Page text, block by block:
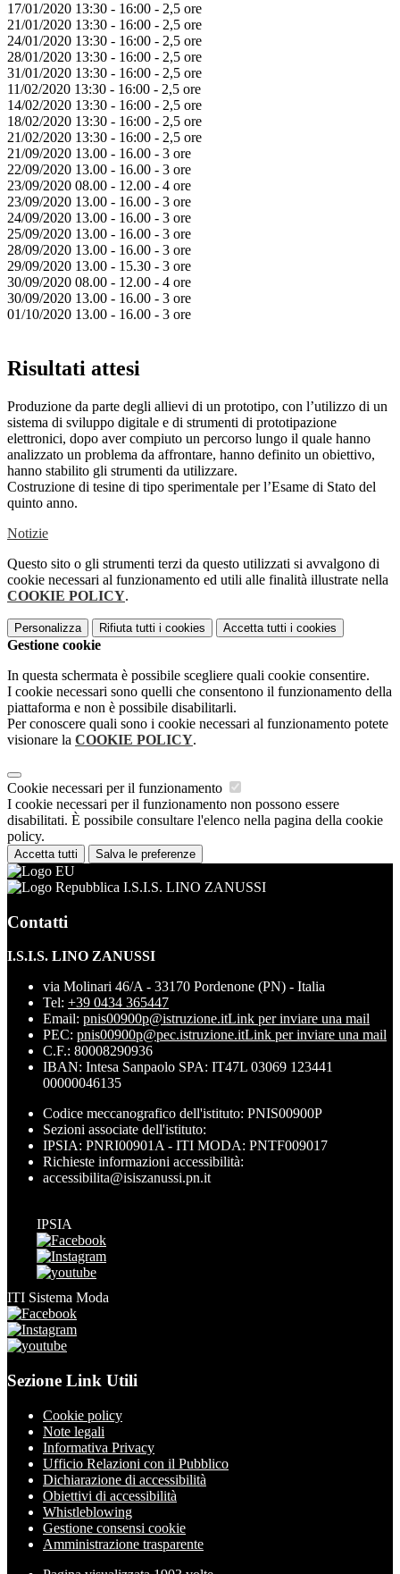
17/01/2020 13:30 - 16:00 - 2,5 ore
21/01/2020 13:30 - 16:00 - 2,5 ore
24/01/2020 13:30 - 16:00 - 2,5 ore
28/01/2020 13:30 - 16:00 - 2,5 ore
31/01/2020 13:30 - 16:00 - 2,5 ore
11/02/2020 13:30 - 16:00 - 2,5 ore
14/02/2020 13:30 - 16:00 - 2,5 ore
18/02/2020 13:30 - 16:00 - 2,5 ore
21/02/2020 13:30 - 16:00 - 2,5 ore
21/09/2020 13.00 - 16.00 - 3 ore
22/09/2020 13.00 - 16.00 - 3 ore
23/09/2020 08.00 - 12.00 - 4 ore
23/09/2020 13.00 - 16.00 - 3 ore
24/09/2020 13.00 - 16.00 - 3 ore
25/09/2020 13.00 - 16.00 - 3 ore
28/09/2020 13.00 - 16.00 - 3 ore
29/09/2020 13.00 - 15.30 - 3 ore
30/09/2020 08.00 - 12.00 - 4 ore
30/09/2020 13.00 - 16.00 - 3 ore
01/10/2020 13.00 - 16.00 - 3 ore
Risultati attesi
Produzione da parte degli allievi di un prototipo, con l’utilizzo di un
sistema di sviluppo digitale e di strumenti di prototipazione
elettronici, dopo aver compiuto un percorso lungo il quale hanno
analizzato un problema da affrontare, hanno definito un obiettivo,
hanno stabilito gli strumenti da utilizzare.
Costruzione di tesine di tipo sperimentale per l’Esame di Stato del
quinto anno.
Notizie
Questo sito o gli strumenti terzi da questo utilizzati si avvalgono di
cookie necessari al funzionamento ed utili alle finalità illustrate nella
COOKIE POLICY.
Personalizza Rifiuta tutti i cookies Accetta tutti i cookies
Gestione cookie
In questa schermata è possibile scegliere quali cookie consentire.
I cookie necessari sono quelli che consentono il funzionamento della
piattaforma e non è possibile disabilitarli.
Per conoscere quali sono i cookie necessari al funzionamento potete
visionare la COOKIE POLICY.
Cookie necessari per il funzionamento
I cookie necessari per il funzionamento non possono essere
disabilitati. È possibile consultare l'elenco nella pagina della cookie
policy.
Accetta tutti Salva le preferenze
I.S.I.S. LINO ZANUSSI
Contatti
I.S.I.S. LINO ZANUSSI
via Molinari 46/A - 33170 Pordenone (PN) - Italia
Tel: +39 0434 365447
Email: pnis00900p@istruzione.itLink per inviare una mail
PEC: pnis00900p@pec.istruzione.itLink per inviare una mail
C.F.: 80008290936
IBAN: Intesa Sanpaolo SPA: IT47L 03069 123441
00000046135
Codice meccanografico dell'istituto: PNIS00900P
Sezioni associate dell'istituto:
IPSIA: PNRI00901A - ITI MODA: PNTF009017
Richieste informazioni accessibilità:
accessibilita@isiszanussi.pn.it
IPSIA
ITI Sistema Moda
Sezione Link Utili
Cookie policy
Note legali
Informativa Privacy
Ufficio Relazioni con il Pubblico
Dichiarazione di accessibilità
Obiettivi di accessibilità
Whistleblowing
Gestione consensi cookie
Amministrazione trasparente